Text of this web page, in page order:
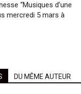
“Musiques d’une
mercredi 5 mars à
DU MÊME AUTEUR